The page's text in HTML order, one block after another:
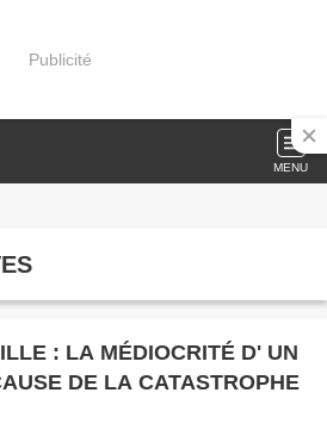
Publicité
MENU
: LA MÉDIOCRITÉ D' UN
DE LA CATASTROPHE